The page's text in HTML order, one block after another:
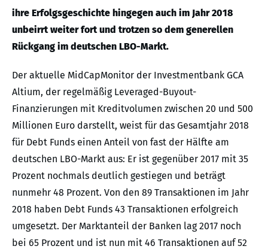
ihre Erfolgsgeschichte hingegen auch im Jahr 2018
unbeirrt weiter fort und trotzen so dem generellen
Rückgang im deutschen LBO-Markt.
Der aktuelle MidCapMonitor der Investmentbank GCA
Altium, der regelmäßig Leveraged-Buyout-
Finanzierungen mit Kreditvolumen zwischen 20 und 500
Millionen Euro darstellt, weist für das Gesamtjahr 2018
für Debt Funds einen Anteil von fast der Hälfte am
deutschen LBO-Markt aus: Er ist gegenüber 2017 mit 35
Prozent nochmals deutlich gestiegen und beträgt
nunmehr 48 Prozent. Von den 89 Transaktionen im Jahr
2018 haben Debt Funds 43 Transaktionen erfolgreich
umgesetzt. Der Marktanteil der Banken lag 2017 noch
bei 65 Prozent und ist nun mit 46 Transaktionen auf 52